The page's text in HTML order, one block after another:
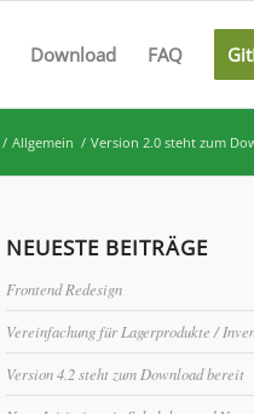
Download FAQ
/ Allgemein / Version 2.0 steht zum
NEUESTE BEITRÄGE
Frontend Redesign
Vereinfachung für Lagerprodukte /
Version 4.2 steht zum Download bereit